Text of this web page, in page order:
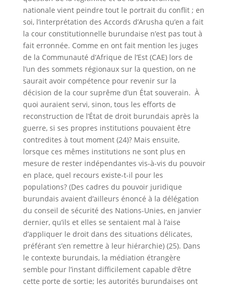
nationale vient peindre tout le portrait du conflit ; en
soi, l’interprétation des Accords d’Arusha qu’en a fait
la cour constitutionnelle burundaise n’est pas tout à
fait erronnée. Comme en ont fait mention les juges
de la Communauté d’Afrique de l’Est (CAE) lors de
l’un des sommets régionaux sur la question, on ne
saurait avoir compétence pour revenir sur la
décision de la cour suprême d’un État souverain. À
quoi auraient servi, sinon, tous les efforts de
reconstruction de l’État de droit burundais après la
guerre, si ses propres institutions pouvaient être
contredites à tout moment (24)? Mais ensuite,
lorsque ces mêmes institutions ne sont plus en
mesure de rester indépendantes vis-à-vis du pouvoir
en place, quel recours existe-t-il pour les
populations? (Des cadres du pouvoir juridique
burundais avaient d’ailleurs énoncé à la délégation
du conseil de sécurité des Nations-Unies, en janvier
dernier, qu’ils et elles se sentaient mal à l’aise
d’appliquer le droit dans des situations délicates,
préférant s’en remettre à leur hiérarchie) (25). Dans
le contexte burundais, la médiation étrangère
semble pour l’instant difficilement capable d’être
cette porte de sortie; les autorités burundaises ont